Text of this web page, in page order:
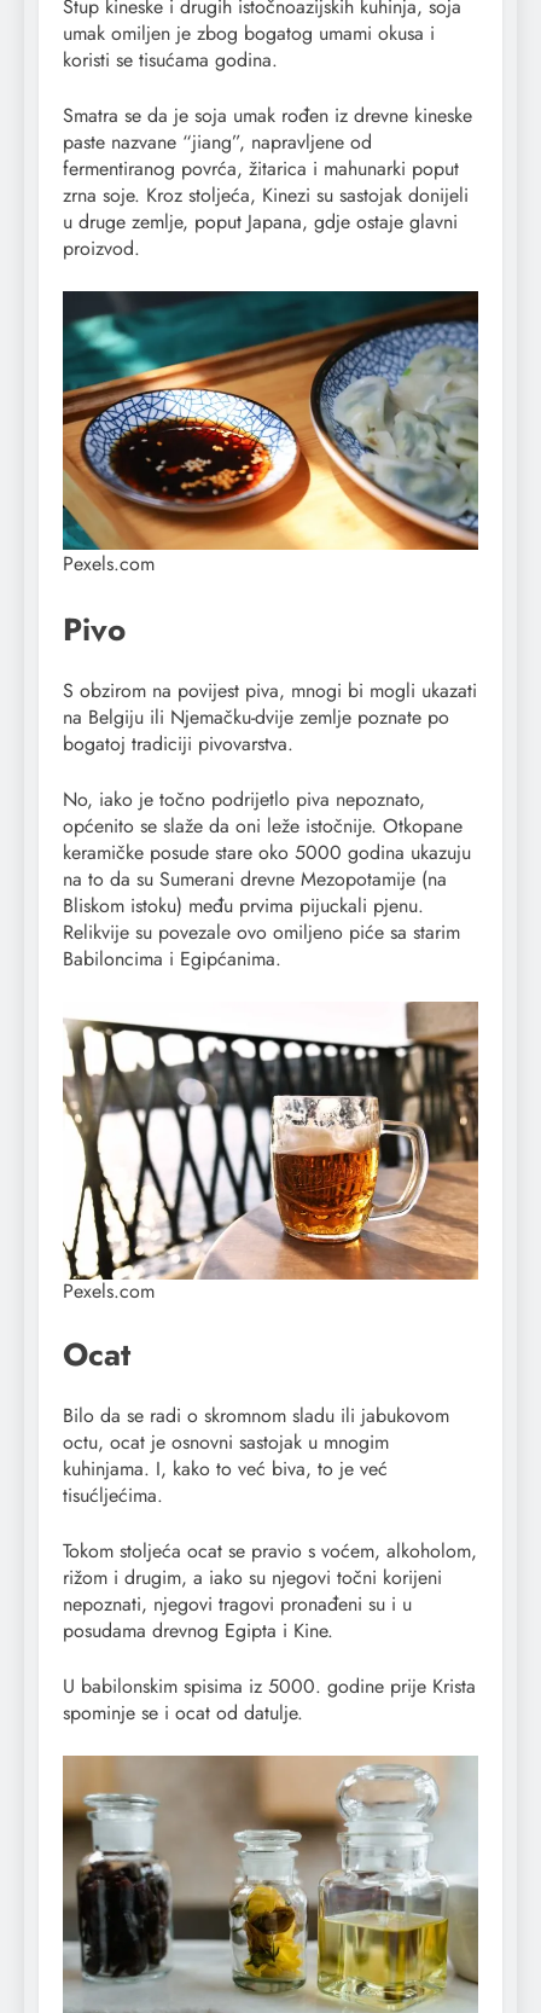
Stup kineske i drugih istočnoazijskih kuhinja, soja
umak omiljen je zbog bogatog umami okusa i
koristi se tisućama godina.
Smatra se da je soja umak rođen iz drevne kineske
paste nazvane “jiang”, napravljene od
fermentiranog povrća, žitarica i mahunarki poput
zrna soje. Kroz stoljeća, Kinezi su sastojak donijeli
u druge zemlje, poput Japana, gdje ostaje glavni
proizvod.
Pexels.com
Pivo
S obzirom na povijest piva, mnogi bi mogli ukazati
na Belgiju ili Njemačku-dvije zemlje poznate po
bogatoj tradiciji pivovarstva.
No, iako je točno podrijetlo piva nepoznato,
općenito se slaže da oni leže istočnije. Otkopane
keramičke posude stare oko 5000 godina ukazuju
na to da su Sumerani drevne Mezopotamije (na
Bliskom istoku) među prvima pijuckali pjenu.
Relikvije su povezale ovo omiljeno piće sa starim
Babiloncima i Egipćanima.
Pexels.com
Ocat
Bilo da se radi o skromnom sladu ili jabukovom
octu, ocat je osnovni sastojak u mnogim
kuhinjama. I, kako to već biva, to je već
tisućljećima.
Tokom stoljeća ocat se pravio s voćem, alkoholom,
rižom i drugim, a iako su njegovi točni korijeni
nepoznati, njegovi tragovi pronađeni su i u
posudama drevnog Egipta i Kine.
U babilonskim spisima iz 5000. godine prije Krista
spominje se i ocat od datulje.